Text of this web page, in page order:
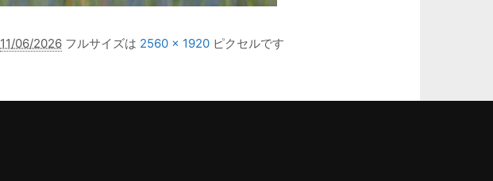
11/06/2026 フルサイズは 2560 × 1920 ピクセルです